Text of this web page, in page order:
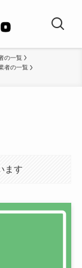
の一覧
者の一覧
ます